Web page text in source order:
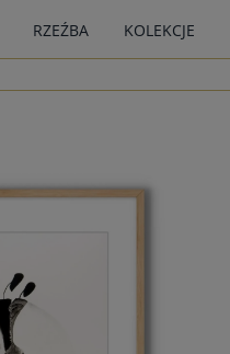
RZEŹBA KOLEKCJE